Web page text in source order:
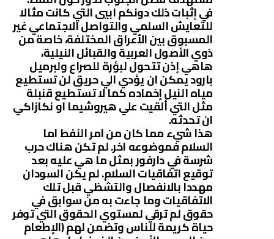
في إثبات ذلك دونكم ابيي التي كانت مثالا
للتعايش السلمي والتواصل الاجتماعي غير
المسبوق بين الأعراق المختلفة، خاصة من
ذوي الأصول العربية والقبائل النيلية،
هاهي إذن تتحول لبؤرة للصراع ولبرميل
بارود يمكن ان يؤدي الي حريق لن تستطيع
مياه النيل إخماده كما لا تستطيع قنبلة
مثل التي ألقيت علي هيروشيما او نكازاكي
ان تحدثه.
هذا شيء مما كان من امر النفط اما
السلام فموضوعه اخر. لم تكن هناك حرب
شرسة في دارفور بمثل ما هي عليه بعد
توقيع اتفاقيات السلام. لم يكن السودان
مهددا بالانفصال والتشظي قبل تلك
الاتفاقيات وما جاءت به من سوابق في
حقوق لم ترقي لمستوي الحقوق التي توفر
حياة كريمة للناس وتضمن لهم (الإطعام